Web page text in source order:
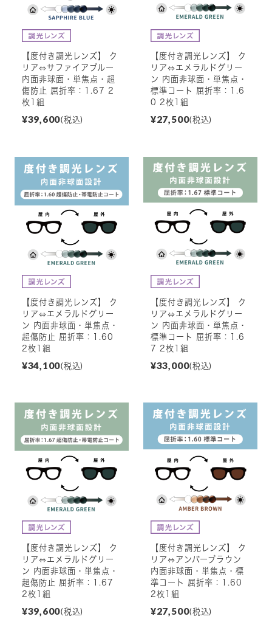
【度付き調光レンズ】 ク
リア⇔サファイアブルー
内面非球面・単焦点・超
傷防止 屈折率：1.67 2
枚1組
¥39,600(税込)
【度付き調光レンズ】 ク
リア⇔エメラルドグリー
ン 内面非球面・単焦点・
標準コート 屈折率：1.6
0 2枚1組
¥27,500(税込)
【度付き調光レンズ】 ク
リア⇔エメラルドグリー
ン 内面非球面・単焦点・
超傷防止 屈折率：1.60
2枚1組
¥34,100(税込)
【度付き調光レンズ】 ク
リア⇔エメラルドグリー
ン 内面非球面・単焦点・
標準コート 屈折率：1.6
7 2枚1組
¥33,000(税込)
【度付き調光レンズ】 ク
リア⇔エメラルドグリー
ン 内面非球面・単焦点・
超傷防止 屈折率：1.67
2枚1組
¥39,600(税込)
【度付き調光レンズ】 ク
リア⇔アンバーブラウン
内面非球面・単焦点・標
準コート 屈折率：1.60
2枚1組
¥27,500(税込)